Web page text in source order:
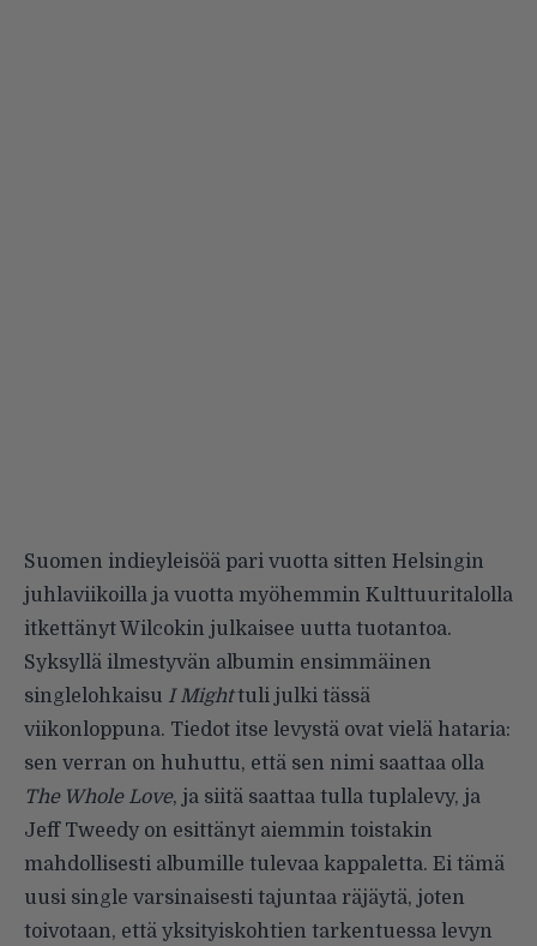
Suomen indieyleisöä pari vuotta sitten Helsingin
juhlaviikoilla ja vuotta myöhemmin Kulttuuritalolla
itkettänyt Wilcokin julkaisee uutta tuotantoa.
Syksyllä ilmestyvän albumin ensimmäinen
singlelohkaisu I Mighttuli julki tässä
viikonloppuna. Tiedot itse levystä ovat vielä hataria:
sen verran on huhuttu, että sen nimi saattaa olla
The Whole Love, ja siitä saattaa tulla tuplalevy, ja
Jeff Tweedy on esittänyt aiemmin toistakin
mahdollisesti albumille tulevaa kappaletta. Ei tämä
uusi single varsinaisesti tajuntaa räjäytä, joten
toivotaan, että yksityiskohtien tarkentuessa levyn